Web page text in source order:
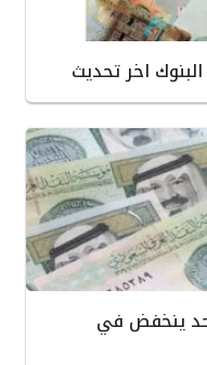
اخر تحديث
ينخفض في